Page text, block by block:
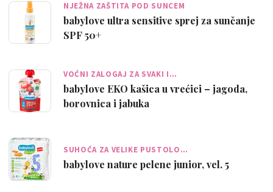
NJEŽNA ZAŠTITA POD SUNCEM
babylove ultra sensitive sprej za sunčanje
SPF 50+
VOĆNI ZALOGAJ ZA SVAKI I…
babylove EKO kašica u vrećici – jagoda,
borovnica i jabuka
SUHOĆA ZA VELIKE PUSTOLO…
babylove nature pelene junior, vel. 5